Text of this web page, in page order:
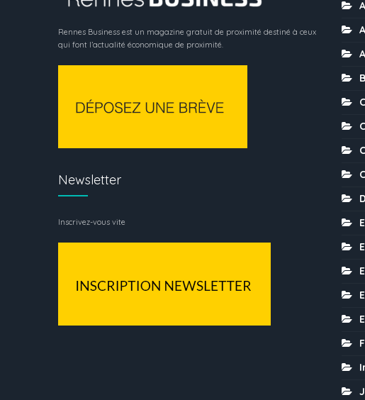
Rennes Business est un magazine gratuit de proximité destiné à ceux
qui font l’actualité économique de proximité.
Newsletter
Inscrivez-vous vite